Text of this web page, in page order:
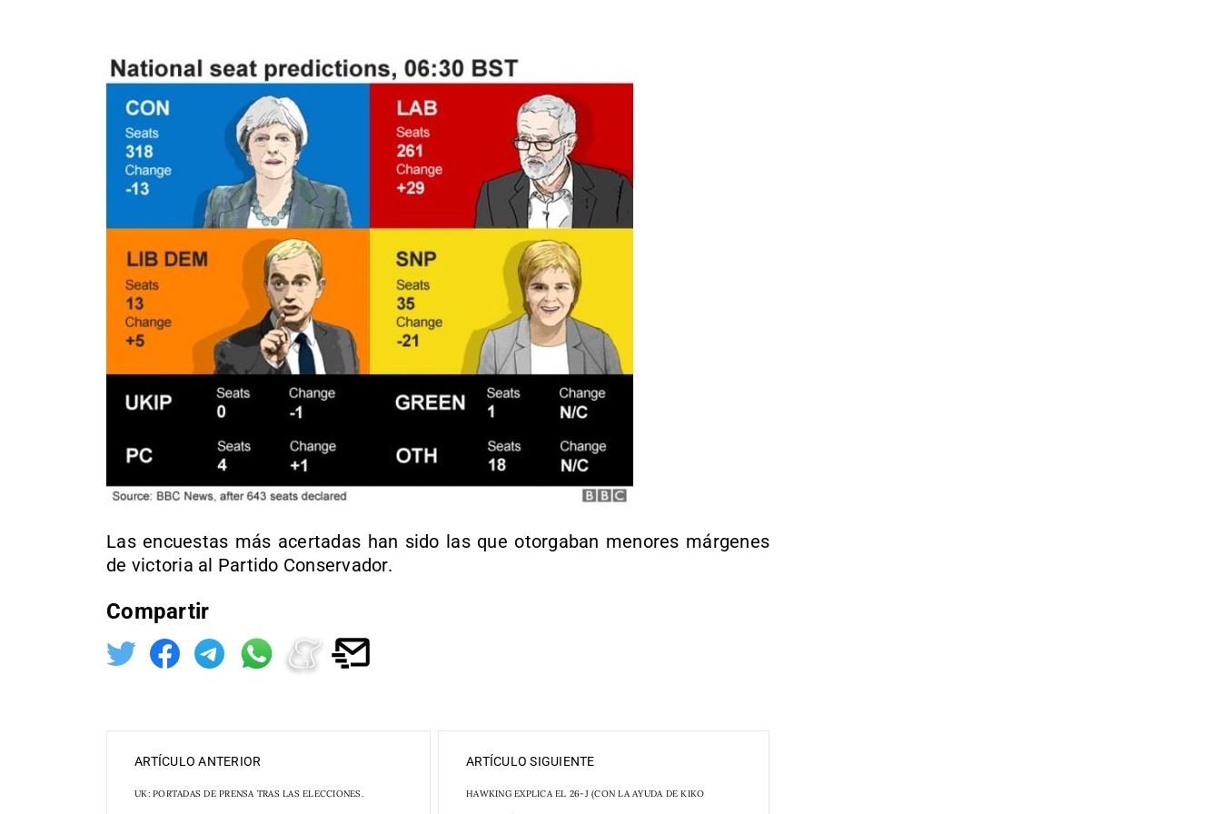
Las encuestas más acertadas han sido las que otorgaban menores márgenes
de victoria al Partido Conservador.
Compartir
ARTÍCULO ANTERIOR
UK: PORTADAS DE PRENSA TRAS LAS ELECCIONES.
ARTÍCULO SIGUIENTE
HAWKING EXPLICA EL 26-J (CON LA AYUDA DE KIKO